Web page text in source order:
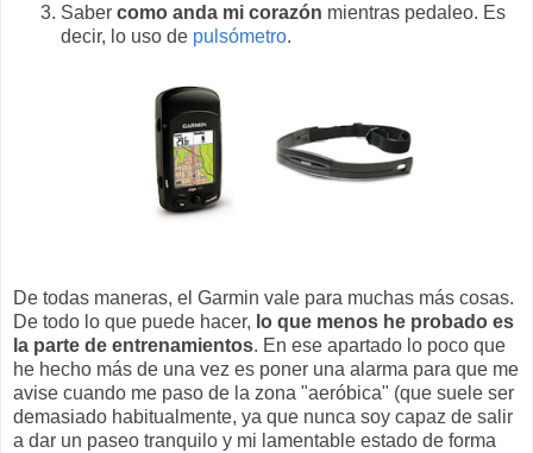
Saber como anda mi corazón mientras pedaleo. Es
decir, lo uso de pulsómetro.
De todas maneras, el Garmin vale para muchas más cosas.
De todo lo que puede hacer, lo que menos he probado es
la parte de entrenamientos. En ese apartado lo poco que
he hecho más de una vez es poner una alarma para que me
avise cuando me paso de la zona "aeróbica" (que suele ser
demasiado habitualmente, ya que nunca soy capaz de salir
a dar un paseo tranquilo y mi lamentable estado de forma